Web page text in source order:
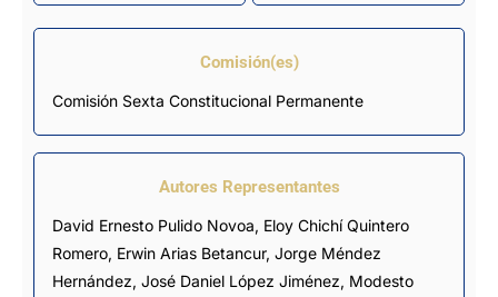
Comisión(es)
Comisión Sexta Constitucional Permanente
Autores Representantes
David Ernesto Pulido Novoa, Eloy Chichí Quintero
Romero, Erwin Arias Betancur, Jorge Méndez
Hernández, José Daniel López Jiménez, Modesto